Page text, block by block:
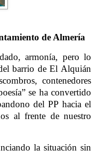
de Almería
armonía, pero lo
barrio de El Alquián
contenedores
se ha convertido
del PP hacia el
al frente de nuestro
la situación sin